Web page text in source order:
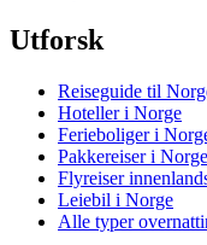
Utforsk
Reiseguide til
Hoteller i Norge
Ferieboliger i
Pakkereiser i Norge
Flyreiser
Leiebil i Norge
Alle typer